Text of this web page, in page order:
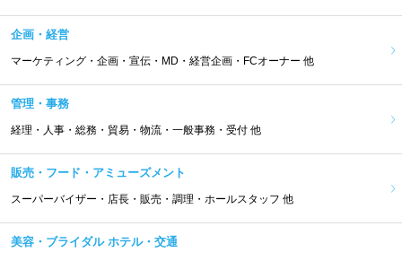
企画・経営
マーケティング・企画・宣伝・MD・経営企画・FCオーナー 他
管理・事務
経理・人事・総務・貿易・物流・一般事務・受付 他
販売・フード・アミューズメント
スーパーバイザー・店長・販売・調理・ホールスタッフ 他
美容・ブライダル ホテル・交通